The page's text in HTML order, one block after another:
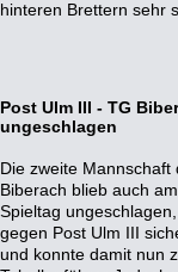
hinteren Brettern sehr
Post Ulm III - TG
ungeschlagen
Die zweite Mannschaft
Biberach blieb auch
Spieltag
gegen Post Ulm III
und konnte damit nun
Nachdem sich der
am sechsten Brett
hatte, vereinbarte
mit seinem Gegner
gerechte Punkteteilung.